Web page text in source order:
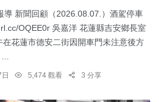
導 新聞回顧（2026.08.07.）酒駕停車
OQEE0r 吳嘉洋 花蓮縣吉安鄉長室
花蓮市德安二街因開車門未注意後方
5,474 觀看 3 分享